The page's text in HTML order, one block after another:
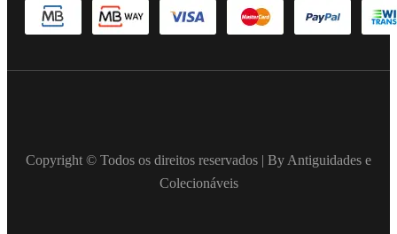
Copyright © Todos os direitos reservados | By Antiguidades e
Colecionáveis